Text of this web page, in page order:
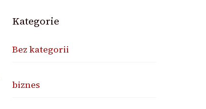
Kategorie
Bez kategorii
biznes